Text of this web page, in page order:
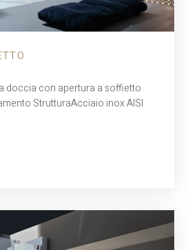
doccia con apertura a soffietto
StrutturaAcciaio inox AISI